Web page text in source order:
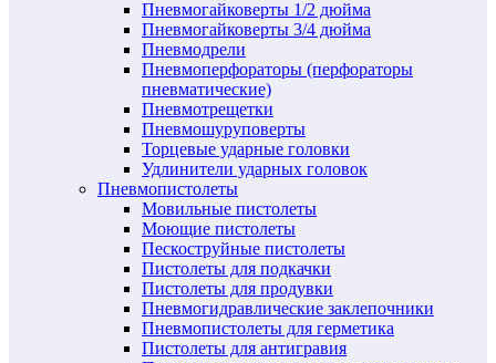
Пневмогайковерты 1/2 дюйма
Пневмогайковерты 3/4 дюйма
Пневмодрели
Пневмоперфораторы (перфораторы
пневматические)
Пневмотрещетки
Пневмошуруповерты
Торцевые ударные головки
Удлинители ударных головок
Пневмопистолеты
Мовильные пистолеты
Моющие пистолеты
Пескоструйные пистолеты
Пистолеты для подкачки
Пистолеты для продувки
Пневмогидравлические заклепочники
Пневмопистолеты для герметика
Пистолеты для антигравия